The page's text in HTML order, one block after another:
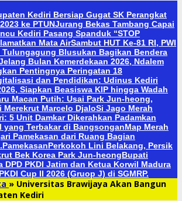
Kediri Bersiap Gugat SK Perangkat
ke PTUNJurang Bekas Tambang Capai
Kediri Pasang Spanduk “STOP
Mata AirSambut HUT Ke-81 RI, PWI
Blusukan Bagikan Bendera
Bulan Kemerdekaan 2026, Ndalem
Pentingnya Peringatan 18
dan Pendidikan: Udinus Kediri
Siapkan Beasiswa KIP hingga Wadah
Macan Putih: Usai Park Jun-heong,
Merekrut Marcelo DjaloSi Jago Merah
5 Unit Damkar Dikerahkan Padamkan
yang Terbakar di BangsonganMap Merah
Pamekasan dari Ruang Bagian
Perkokoh Lini Belakang, Persik
Bek Korea Park Jun-heongBupati
DPD PKDI Jatim dan Ketua Korwil Madura
Cup II 2026 (Gruop J) di SGMRP.
» Universitas Brawijaya Akan Bangun
Kediri